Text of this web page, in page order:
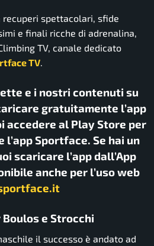
spettacolari, sfide
e finali ricche di adrenalina,
TV, canale dedicato
TV
e i nostri contenuti su
gratuitamente l’app
accedere al Play Store per
l’app Sportface. Se hai un
scaricare l’app dall’App
anche per l’uso web
e Strocchi
il successo è andato ad